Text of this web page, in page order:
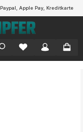
Paypal, Apple Pay, Kreditkarte